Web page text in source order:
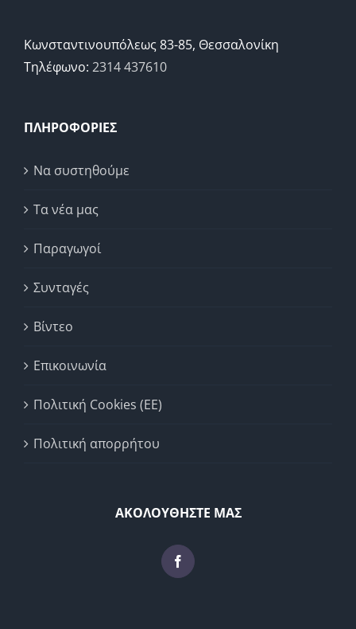
Κωνσταντινουπόλεως 83-85, Θεσσαλονίκη
Τηλέφωνο: 2314 437610
ΠΛΗΡΟΦΟΡΙΕΣ
Να συστηθούμε
Τα νέα μας
Παραγωγοί
Συνταγές
Βίντεο
Επικοινωνία
Πολιτική Cookies (ΕΕ)
Πολιτική απορρήτου
ΑΚΟΛΟΥΘΗΣΤΕ ΜΑΣ